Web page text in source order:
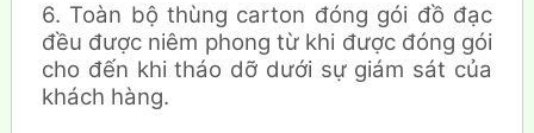
6. Toàn bộ thùng carton đóng gói đồ đạc
đều được niêm phong từ khi được đóng gói
cho đến khi tháo dỡ dưới sự giám sát của
khách hàng.